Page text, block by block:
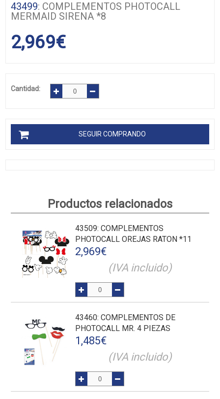
43499: COMPLEMENTOS PHOTOCALL
MERMAID SIRENA *8
2,969€
Cantidad:
SEGUIR COMPRANDO
Productos relacionados
43509: COMPLEMENTOS
PHOTOCALL OREJAS RATON *11
2,969€
(IVA incluido)
43460: COMPLEMENTOS DE
PHOTOCALL MR. 4 PIEZAS
1,485€
(IVA incluido)